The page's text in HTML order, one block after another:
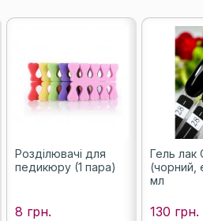
Розділювачі для
педикюру (1 пара)
8 грн.
Гель
(чорний,
мл
130 грн.